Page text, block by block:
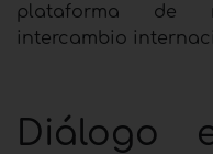
plataforma de
intercambio
Diálogo